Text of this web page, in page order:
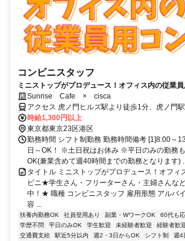
コンビニスタッフ
ミニストップがプロデュース！オフィス内の従業
ん・フリーターさん・主婦さんなど幅広い年代が活
Sunrise Cafe × cisca
アクセス 虎ノ門ヒルズ駅より徒歩1分、虎ノ門
他のアクセス可能駅/神谷町、溜池山王駅、国会
時給1,300円以上
東京都東京23区港区
勤務時間 シフト制勤務 勤務時間備考 [1]8:00～
日～OK！ ※土日祝はお休み ※平日のみの勤務
OK(兼業含めて週40時間までの勤務となります)
タイトル ミニストップがプロデュース！オフィ
ビニ★学生さん・フリーターさん・主婦さんな
中！★ 職種 コンビニスタッフ 雇用形態 アルバ
容 ...
扶養内勤務OK 社員登用あり 副業・WワークOK 60代も
学歴不問
平日のみOK 学生歓迎 未経験者歓迎 経験者歓
交通費支給
駅近5分以内 週2・3日からOK シフト制 週4